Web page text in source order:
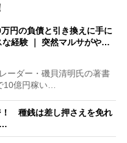
万円の負債と引き換えに手に
な経験 ｜ 突然マルサがや…
ーダー・磯貝清明氏の著書
10億円稼い…
！ 種銭は差し押さえを免れ
…